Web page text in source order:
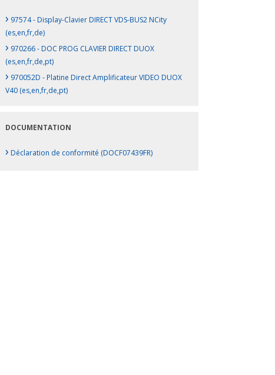
› 97574 - Display-Clavier DIRECT VDS-BUS2 NCity
(es,en,fr,de)
› 970266 - DOC PROG CLAVIER DIRECT DUOX
(es,en,fr,de,pt)
› 970052D - Platine Direct Amplificateur VIDEO DUOX
V40 (es,en,fr,de,pt)
DOCUMENTATION
› Déclaration de conformité (DOCF07439FR)